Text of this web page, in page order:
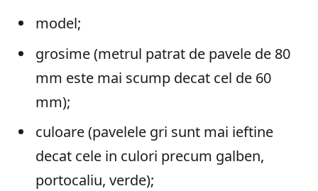
model;
grosime (metrul patrat de pavele de 80
mm este mai scump decat cel de 60
mm);
culoare (pavelele gri sunt mai ieftine
decat cele in culori precum galben,
portocaliu, verde);